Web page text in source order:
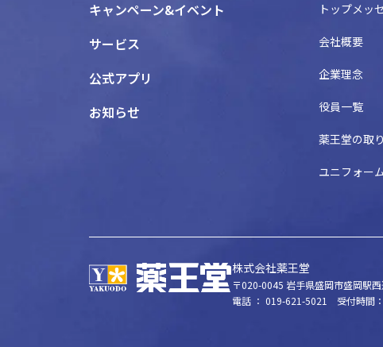
キャンペーン&イベント
サービス
公式アプリ
お知らせ
トップメッ
会社概要
企業理念
役員一覧
薬王堂の取
ユニフォー
株式会社薬王堂
〒020-0045 岩手県盛岡市盛岡駅
電話 ： 019-621-5021 受付時間